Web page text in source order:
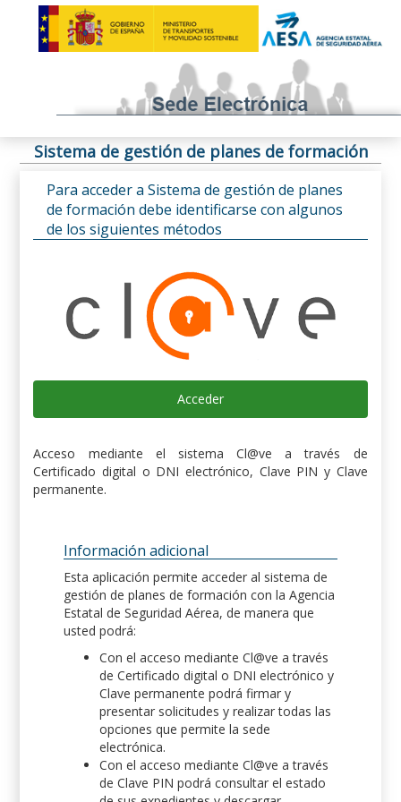
Sistema de gestión de planes de formación
Para acceder a Sistema de gestión de planes
de formación debe identificarse con algunos
de los siguientes métodos
Acceder
Acceso mediante el sistema Cl@ve a través de
Certificado digital o DNI electrónico, Clave PIN y Clave
permanente.
Información adicional
Esta aplicación permite acceder al sistema de
gestión de planes de formación con la Agencia
Estatal de Seguridad Aérea, de manera que
usted podrá:
Con el acceso mediante Cl@ve a través
de Certificado digital o DNI electrónico y
Clave permanente podrá firmar y
presentar solicitudes y realizar todas las
opciones que permite la sede
electrónica.
Con el acceso mediante Cl@ve a través
de Clave PIN podrá consultar el estado